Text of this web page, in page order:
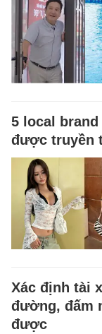
5 local brand
được truyền
Xác định tài
đường, đấm
được